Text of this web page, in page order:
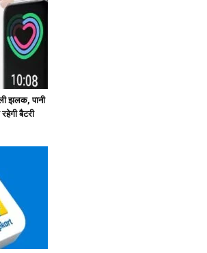
झलक, पानी
बैटरी